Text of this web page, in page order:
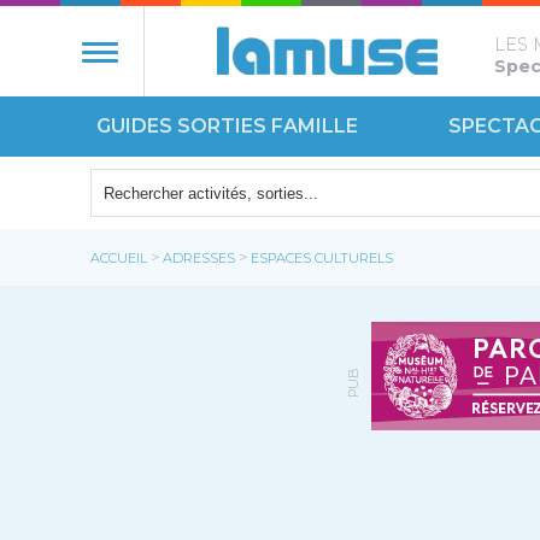
LES
GUIDES SORTIES FAMILLE
ACCUEIL > ADRESSES > ESPACES CULTURELS
PUB